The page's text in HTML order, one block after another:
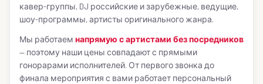
кавер-группы, DJ российские и зарубежные, ведущие,
шоу-программы, артисты оригинального жанра.
Мы работаем напрямую с артистами без посредников
— поэтому наши цены совпадают с прямыми
гонорарами исполнителей. От первого звонка до
финала мероприятия с вами работает персональный